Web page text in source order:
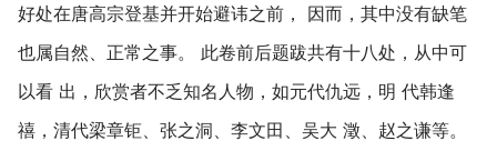
好处在唐高宗登基并开始避讳之前， 因而，其中没有缺笔
也属自然、正常之事。 此卷前后题跋共有十八处，从中可
以看 出，欣赏者不乏知名人物，如元代仇远，明 代韩逢
禧，清代梁章钜、张之洞、李文田、吴大 澂、赵之谦等。